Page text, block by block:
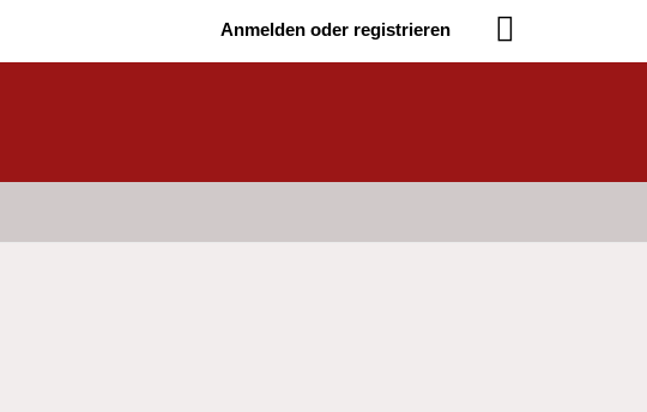
Anmelden oder registrieren